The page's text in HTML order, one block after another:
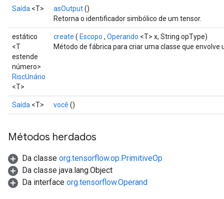
Saída <T> asOutput()
Retorna o identificador simbólico de um tensor.
estático
<T
estende
número>
RiscUnário
<T>
create ( Escopo , Operando <T> x, String opType)
Método de fábrica para criar uma classe que envolve
Saída <T> você ()
Métodos herdados
Da classe org.tensorflow.op.PrimitiveOp
Da classe java.lang.Object
Da interface org.tensorflow.Operand